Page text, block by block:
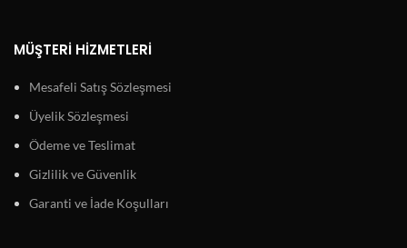
MÜŞTERI HIZMETLERI
Mesafeli Satış Sözleşmesi
Üyelik Sözleşmesi
Ödeme ve Teslimat
Gizlilik ve Güvenlik
Garanti ve İade Koşulları